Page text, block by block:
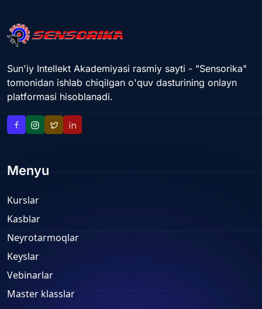
Sun'iy Intellekt Akademiyasi rasmiy sayti - "Sensorika"
tomonidan ishlab chiqilgan o'quv dasturining onlayn
platformasi hisoblanadi.
Menyu
Kurslar
Kasblar
Neyrotarmoqlar
Keyslar
Vebinarlar
Master klasslar